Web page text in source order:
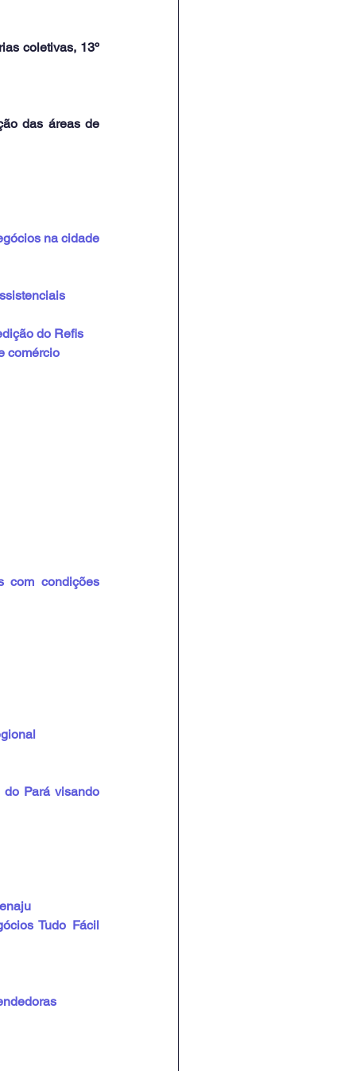
coletivas, 13º
das áreas de
na cidade
do Refis
comércio
com condições
Pará visando
Tudo Fácil